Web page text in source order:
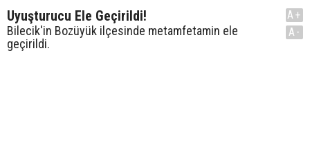
Uyuşturucu Ele Geçirildi!
Bilecik'in Bozüyük ilçesinde metamfetamin ele
geçirildi.
A+
A-